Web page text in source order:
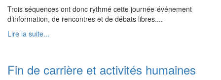
Trois séquences ont donc rythmé cette journée-événement
d’information, de rencontres et de débats libres....
Lire la suite...
Fin de carrière et activités humaines